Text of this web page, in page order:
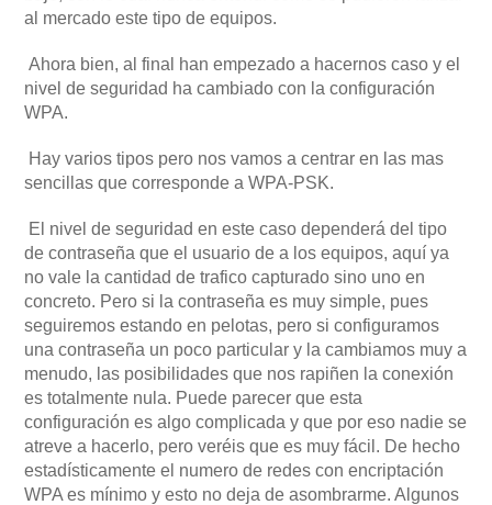
al mercado este tipo de equipos.
Ahora bien, al final han empezado a hacernos caso y el
nivel de seguridad ha cambiado con la configuración
WPA.
Hay varios tipos pero nos vamos a centrar en las mas
sencillas que corresponde a WPA-PSK.
El nivel de seguridad en este caso dependerá del tipo
de contraseña que el usuario de a los equipos, aquí ya
no vale la cantidad de trafico capturado sino uno en
concreto. Pero si la contraseña es muy simple, pues
seguiremos estando en pelotas, pero si configuramos
una contraseña un poco particular y la cambiamos muy a
menudo, las posibilidades que nos rapiñen la conexión
es totalmente nula. Puede parecer que esta
configuración es algo complicada y que por eso nadie se
atreve a hacerlo, pero veréis que es muy fácil. De hecho
estadísticamente el numero de redes con encriptación
WPA es mínimo y esto no deja de asombrarme. Algunos